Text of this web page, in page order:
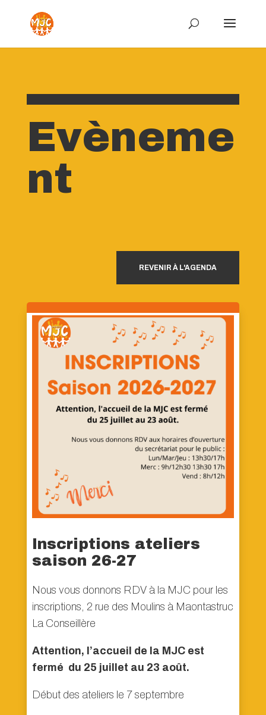
Evèneme
nt
REVENIR À L'AGENDA
Inscriptions ateliers
saison 26-27
Nous vous donnons RDV à la MJC pour les
inscriptions, 2 rue des Moulins à Maontastruc
La Conseillère
Attention, l’accueil de la MJC est
fermé du 25 juillet au 23 août.
Début des ateliers le 7 septembre